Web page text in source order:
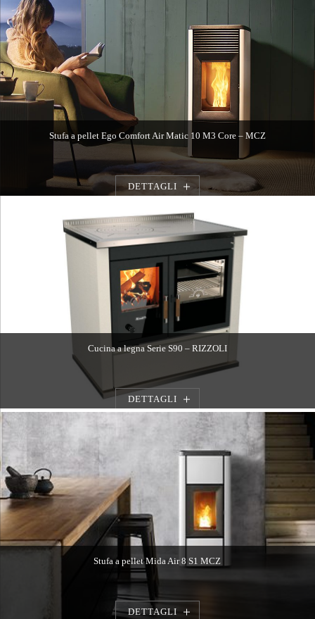
Stufa a pellet Ego Comfort Air Matic 10 M3 Core – MCZ
DETTAGLI
Cucina a legna Serie S90 – RIZZOLI
DETTAGLI
Stufa a pellet Mida Air 8 S1 MCZ
DETTAGLI